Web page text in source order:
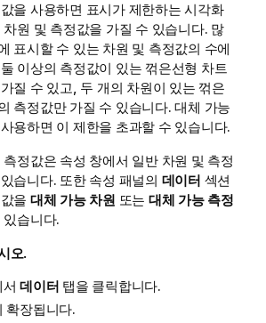
을 사용하면 표시가 제한하는 시각화
원 및 측정값을 가질 수 있습니다. 많
표시할 수 있는 차원 및 측정값의 수에
이상의 측정값이 있는 꺾은선형 차트
질 수 있고, 두 개의 차원이 있는 꺾은
측정값만 가질 수 있습니다. 대체 가능
용하면 이 제한을 초과할 수 있습니다.
정값은 속성 창에서 일반 차원 및 측정
습니다. 또한 속성 패널의 데이터 섹션
을 대체 가능 차원 또는 대체 가능 측정
습니다.
오.
데이터 탭을 클릭합니다.
확장됩니다.